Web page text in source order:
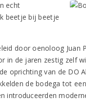
echt
beetje bij beetje
door oenoloog Juan
in de jaren zestig zelf
oprichting van de DO
de bodega tot
introduceerden